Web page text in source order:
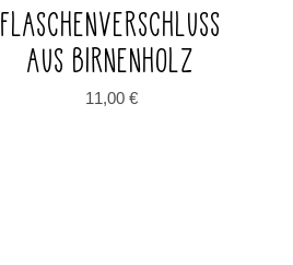
FLASCHENVERSCHLUSS
AUS BIRNENHOLZ
11,00€